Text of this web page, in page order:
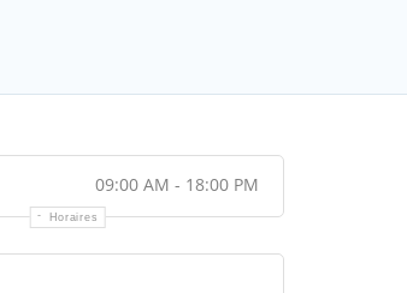
09:00 AM - 18:00 PM
Horaires